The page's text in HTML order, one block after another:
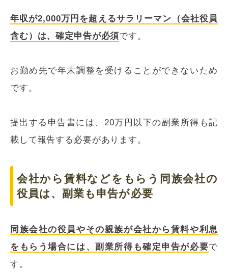
年収が2,000万円を超えるサラリーマン（会社役員
含む）は、確定申告が必須です。
お勤め先で年末調整を受けることができないため
です。
提出する申告書には、20万円以下の副業所得も記
載して報告する必要があります。
会社から賃料などをもらう同族会社の
役員は、副業も申告が必要
同族会社の役員やその親族が会社から賃料や利息
をもらう場合には、副業所得も確定申告が必要で
す。